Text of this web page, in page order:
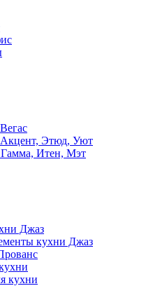
Этюд, Уют
Итен, Мэт
Джаз
кухни Джаз
кухни